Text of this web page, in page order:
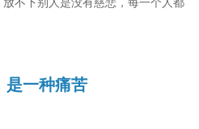
是一种痛苦